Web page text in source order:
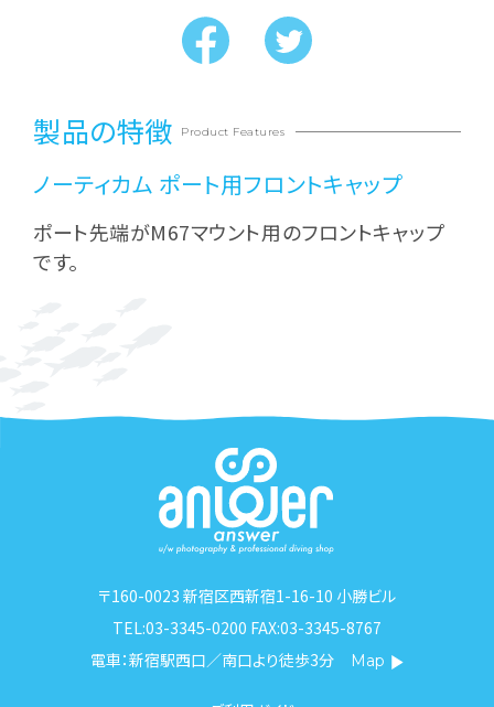
製品の特徴 Product Features
ノーティカム ポート用フロントキャップ
ポート先端がM67マウント用のフロントキャップ
です。
〒160-0023 新宿区西新宿1-16-10 小勝ビル
TEL:03-3345-0200 FAX:03-3345-8767
電車：新宿駅西口／南口より徒歩3分
Map